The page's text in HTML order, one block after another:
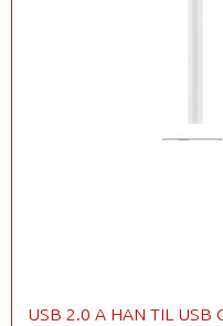
USB 2.0 A HAN TIL USB